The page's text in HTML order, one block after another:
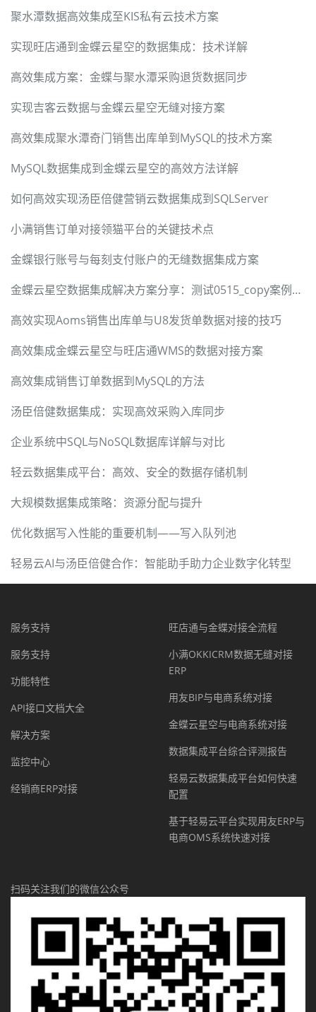
聚水潭数据高效集成至KIS私有云技术方案
实现旺店通到金蝶云星空的数据集成：技术详解
高效集成方案：金蝶与聚水潭采购退货数据同步
实现吉客云数据与金蝶云星空无缝对接方案
高效集成聚水潭奇门销售出库单到MySQL的技术方案
MySQL数据集成到金蝶云星空的高效方法详解
如何高效实现汤臣倍健营销云数据集成到SQLServer
小满销售订单对接领猫平台的关键技术点
金蝶银行账号与每刻支付账户的无缝数据集成方案
金蝶云星空数据集成解决方案分享：测试0515_copy案例解析
高效实现Aoms销售出库单与U8发货单数据对接的技巧
高效集成金蝶云星空与旺店通WMS的数据对接方案
高效集成销售订单数据到MySQL的方法
汤臣倍健数据集成：实现高效采购入库同步
企业系统中SQL与NoSQL数据库详解与对比
轻云数据集成平台：高效、安全的数据存储机制
大规模数据集成策略：资源分配与提升
优化数据写入性能的重要机制——写入队列池
轻易云AI与汤臣倍健合作：智能助手助力企业数字化转型
服务支持
服务支持
功能特性
API接口文档大全
解决方案
监控中心
经销商ERP对接
旺店通与金蝶对接全流程
小满OKKICRM数据无缝对接
ERP
用友BIP与电商系统对接
金蝶云星空与电商系统对接
数据集成平台综合评测报告
轻易云数据集成平台如何快速
配置
基于轻易云平台实现用友ERP与
电商OMS系统快速对接
扫码关注我们的微信公众号